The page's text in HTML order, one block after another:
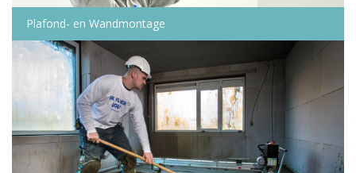
Plafond- en Wandmontage